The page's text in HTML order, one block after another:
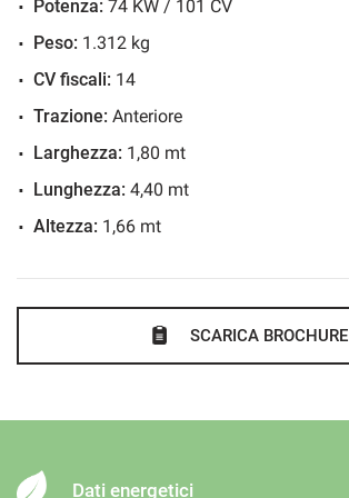
Fari LED
Frenata d'emergenza assistita
Immobilizzatore elettronico
Isofix
Riconoscimento dei segnali stradali
Sensore di luce
Sensore di pioggia
Servosterzo
Vetri oscurati
Volante multifunzione
Potenza: 74 KW / 101 CV
Peso: 1.312 kg
CV fiscali: 14
Trazione: Anteriore
Larghezza: 1,80 mt
Lunghezza: 4,40 mt
Altezza: 1,66 mt
SCARICA BROCHURE
Dati energetici